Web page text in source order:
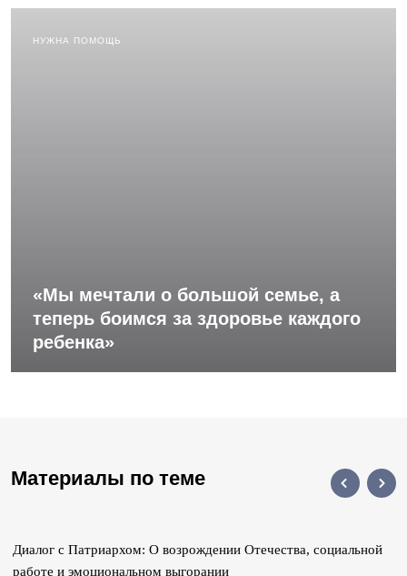
НУЖНА ПОМОЩЬ
«Мы мечтали о большой семье, а
теперь боимся за здоровье каждого
ребенка»
Материалы по теме
Диалог с Патриархом: О возрождении Отечества, социальной
работе и эмоциональном выгорании